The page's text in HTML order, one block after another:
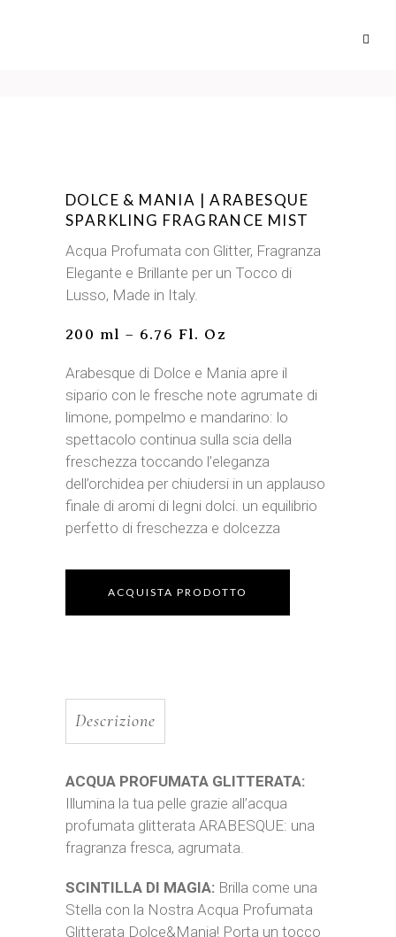
DOLCE & MANIA | ARABESQUE
SPARKLING FRAGRANCE MIST
Acqua Profumata con Glitter, Fragranza
Elegante e Brillante per un Tocco di
Lusso, Made in Italy.
200 ml – 6.76 Fl. Oz
Arabesque di Dolce e Mania apre il
sipario con le fresche note agrumate di
limone, pompelmo e mandarino: lo
spettacolo continua sulla scia della
freschezza toccando l’eleganza
dell’orchidea per chiudersi in un applauso
finale di aromi di legni dolci. un equilibrio
perfetto di freschezza e dolcezza
ACQUISTA PRODOTTO
Descrizione
ACQUA PROFUMATA GLITTERATA:
Illumina la tua pelle grazie all’acqua
profumata glitterata ARABESQUE: una
fragranza fresca, agrumata.
SCINTILLA DI MAGIA: Brilla come una
Stella con la Nostra Acqua Profumata
Glitterata Dolce&Mania! Porta un tocco